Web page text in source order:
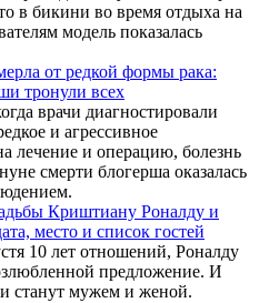
в бикини во время отдыха на
модель показалась
от редкой формы рака:
тронули всех
врачи диагностировали
и агрессивное
лечение и операцию, болезнь
смерти блогерша оказалась
Криштиану Роналду и
место и список гостей
10 лет отношений, Роналду
предложение. И
станут мужем и женой.